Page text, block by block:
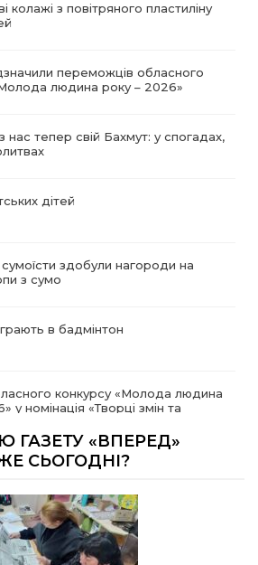
колажі з повітряного пластиліну
переможців обласного
людина року – 2026»
нас тепер свій Бахмут: у спогадах,
дітей
сумоїсти здобули нагороди на
з сумо
в бадмінтон
конкурсу «Молода людина
у номінація «Творці змін та
надали медичну допомогу 4
платити за частину
послуг: про що йдеться
ГАЗЕТУ «ВПЕРЕД»
СЬОГОДНІ?